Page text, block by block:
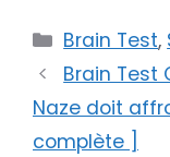
Catégories
Brain Test,
Brain Test
Naze doit
complète ]